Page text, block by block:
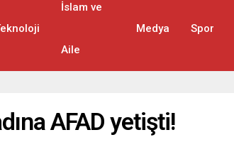
İslam ve
Aile
Medya Spor
AFAD yetişti!